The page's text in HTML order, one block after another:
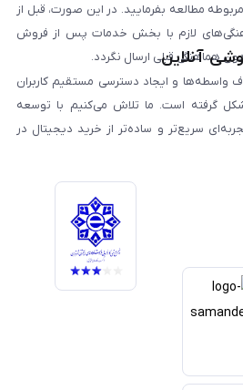
مطالعه بفرمایید. در این صورت، قبل از
لازم با بخش خدمات پس از فروش
هماهنگی قبلی ارسال نگردد.
آنلاین
واسطه‌ها و ایجاد دسترسی مستقیم کاربران
گرفته است. ما تلاش می‌کنیم با توسعه
سریع‌تر و ساده‌تر از خرید دیجیتال در
قابل اعتماد برای خرید کالای دیجیتال،
مسیر ما را روشن‌تر می‌کند. ما باور
به کسب‌وکارهایی است که صداقت و شفافیت
آنلاین با تکیه بر تجربه و تخصص، با قدرت به
می‌کند.